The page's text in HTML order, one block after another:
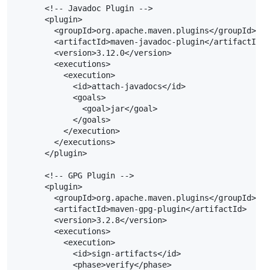
      <!-- Javadoc Plugin -->
      <plugin>
        <groupId>org.apache.maven.plugins</groupId>
<artifactId>maven-javadoc-plugin</
        <version>3.12.0</version>
        <executions>
          <execution>
            <id>attach-javadocs</id>
            <goals>
              <goal>jar</goal>
            </goals>
          </execution>
        </executions>
      </plugin>
      <!-- GPG Plugin -->
      <plugin>
        <groupId>org.apache.maven.plugins</groupId>
        <artifactId>maven-gpg-plugin</artifactId>
        <version>3.2.8</version>
        <executions>
          <execution>
            <id>sign-artifacts</id>
            <phase>verify</phase>